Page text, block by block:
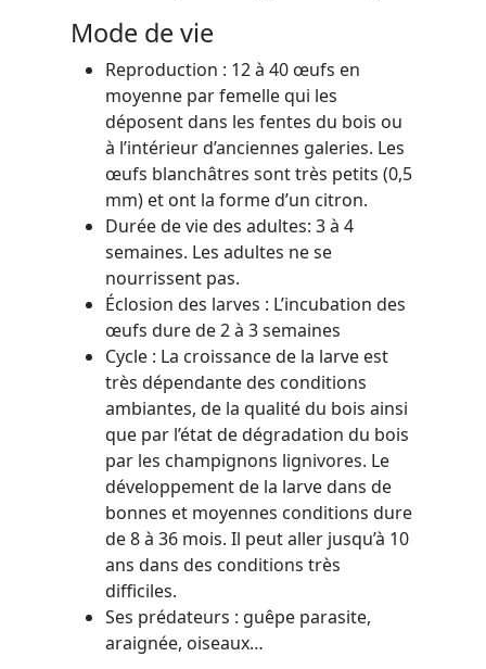
Mode de vie
Reproduction : 12 à 40 œufs en
moyenne par femelle qui les
déposent dans les fentes du bois ou
à l’intérieur d’anciennes galeries. Les
œufs blanchâtres sont très petits (0,5
mm) et ont la forme d’un citron.
Durée de vie des adultes: 3 à 4
semaines. Les adultes ne se
nourrissent pas.
Éclosion des larves : L’incubation des
œufs dure de 2 à 3 semaines
Cycle : La croissance de la larve est
très dépendante des conditions
ambiantes, de la qualité du bois ainsi
que par l’état de dégradation du bois
par les champignons lignivores. Le
développement de la larve dans de
bonnes et moyennes conditions dure
de 8 à 36 mois. Il peut aller jusqu’à 10
ans dans des conditions très
difficiles.
Ses prédateurs : guêpe parasite,
araignée, oiseaux…